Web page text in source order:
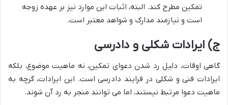
تمکین مطرح کند. البته، اثبات این موارد نیز بر عهده زوجه
است و نیازمند مدارک و شواهد معتبر است.
ج) ایرادات شکلی و دادرسی
گاهی اوقات، دلیل رد شدن دعوای تمکین، نه ماهیت موضوع، بلکه
ایرادات فنی و شکلی در فرایند دادرسی است. این ایرادات، گرچه به
ماهیت دعوا مرتبط نیستند، اما می توانند منجر به رد آن شوند.